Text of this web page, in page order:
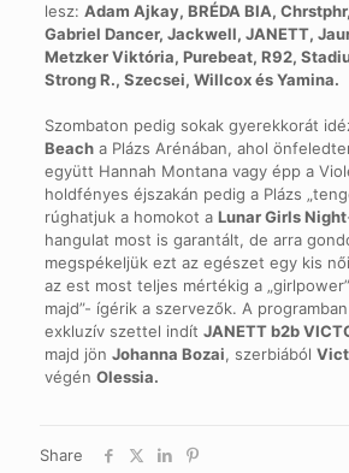
lesz: Adam Ajkay, BRÉDA BIA,
Gabriel Dancer, Jackwell, JANETT,
Metzker Viktória, Purebeat, R92,
Strong R., Szecsei, Willcox és Yamina.
Szombaton pedig sokak gyerekkorát
Beacha Plázs Arénában, ahol
együtt Hannah Montana vagy épp a
holdfényes éjszakán pedig a Plázs
rúghatjuk a homokot a Lunar Girls Night
hangulat most is garantált, de arra
megspékeljük ezt az egészet egy kis
az est most teljes mértékig a
majd”- ígérik a szervezők. A
exkluzív szettel indít JANETT b2b
majd jön Johanna Bozai, szerbiából
végén Olessia.
Share